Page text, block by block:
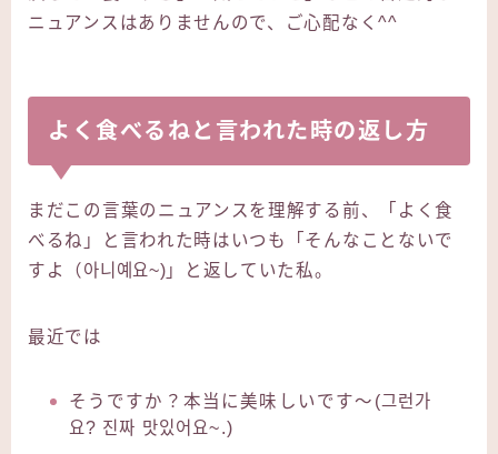
ニュアンスはありませんので、ご心配なく^^
よく食べるねと言われた時の返し方
まだこの言葉のニュアンスを理解する前、「よく食
べるね」と言われた時はいつも「そんなことないで
すよ（아니예요~)」と返していた私。
最近では
そうですか？本当に美味しいです〜(그런가
요? 진짜 맛있어요~.)